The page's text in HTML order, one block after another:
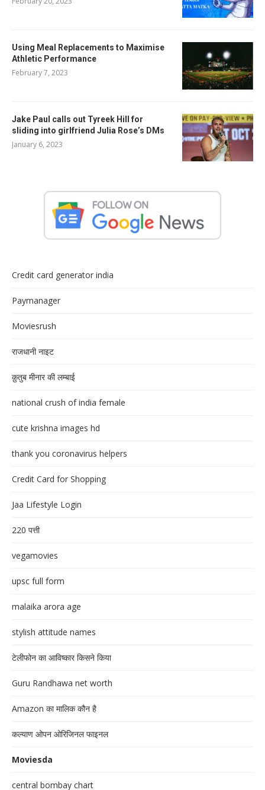
Using Meal Replacements to Maximise
Athletic Performance
February 7, 2023
Jake Paul calls out Tyreek Hill for
sliding into girlfriend Julia Rose’s DMs
January 6, 2023
Credit card generator india
Paymanager
Moviesrush
राजधानी नाइट
क़ुतुब मीनार की लम्बाई
national crush of india female
cute krishna images hd
thank you coronavirus helpers
Credit Card for Shopping
Jaa Lifestyle Login
220 पत्ती
vegamovies
upsc full form
malaika arora age
stylish attitude names
टेलीफोन का आविष्कार किसने किया
Guru Randhawa net worth
Amazon का मालिक कौन है
कल्याण ओपन ओरिजिनल फाइनल
Moviesda
central bombay chart